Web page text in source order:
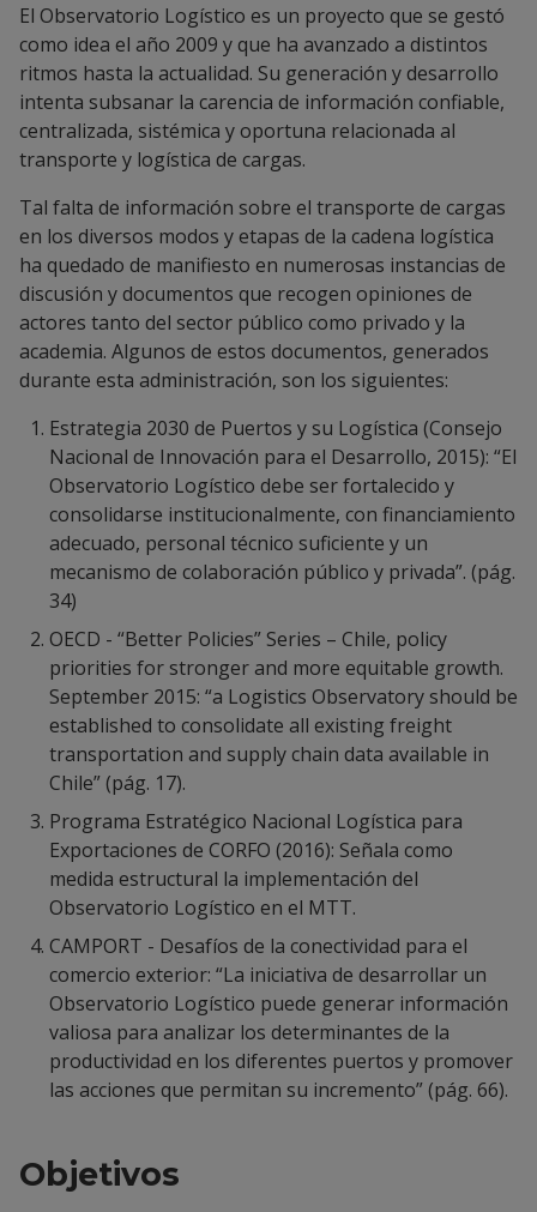
El Observatorio Logístico es un proyecto que se gestó
como idea el año 2009 y que ha avanzado a distintos
ritmos hasta la actualidad. Su generación y desarrollo
intenta subsanar la carencia de información confiable,
centralizada, sistémica y oportuna relacionada al
transporte y logística de cargas.
Tal falta de información sobre el transporte de cargas
en los diversos modos y etapas de la cadena logística
ha quedado de manifiesto en numerosas instancias de
discusión y documentos que recogen opiniones de
actores tanto del sector público como privado y la
academia. Algunos de estos documentos, generados
durante esta administración, son los siguientes:
Estrategia 2030 de Puertos y su Logística (Consejo
Nacional de Innovación para el Desarrollo, 2015): “El
Observatorio Logístico debe ser fortalecido y
consolidarse institucionalmente, con financiamiento
adecuado, personal técnico suficiente y un
mecanismo de colaboración público y privada”. (pág.
34)
OECD - “Better Policies” Series – Chile, policy
priorities for stronger and more equitable growth.
September 2015: “a Logistics Observatory should be
established to consolidate all existing freight
transportation and supply chain data available in
Chile” (pág. 17).
Programa Estratégico Nacional Logística para
Exportaciones de CORFO (2016): Señala como
medida estructural la implementación del
Observatorio Logístico en el MTT.
CAMPORT - Desafíos de la conectividad para el
comercio exterior: “La iniciativa de desarrollar un
Observatorio Logístico puede generar información
valiosa para analizar los determinantes de la
productividad en los diferentes puertos y promover
las acciones que permitan su incremento” (pág. 66).
Objetivos